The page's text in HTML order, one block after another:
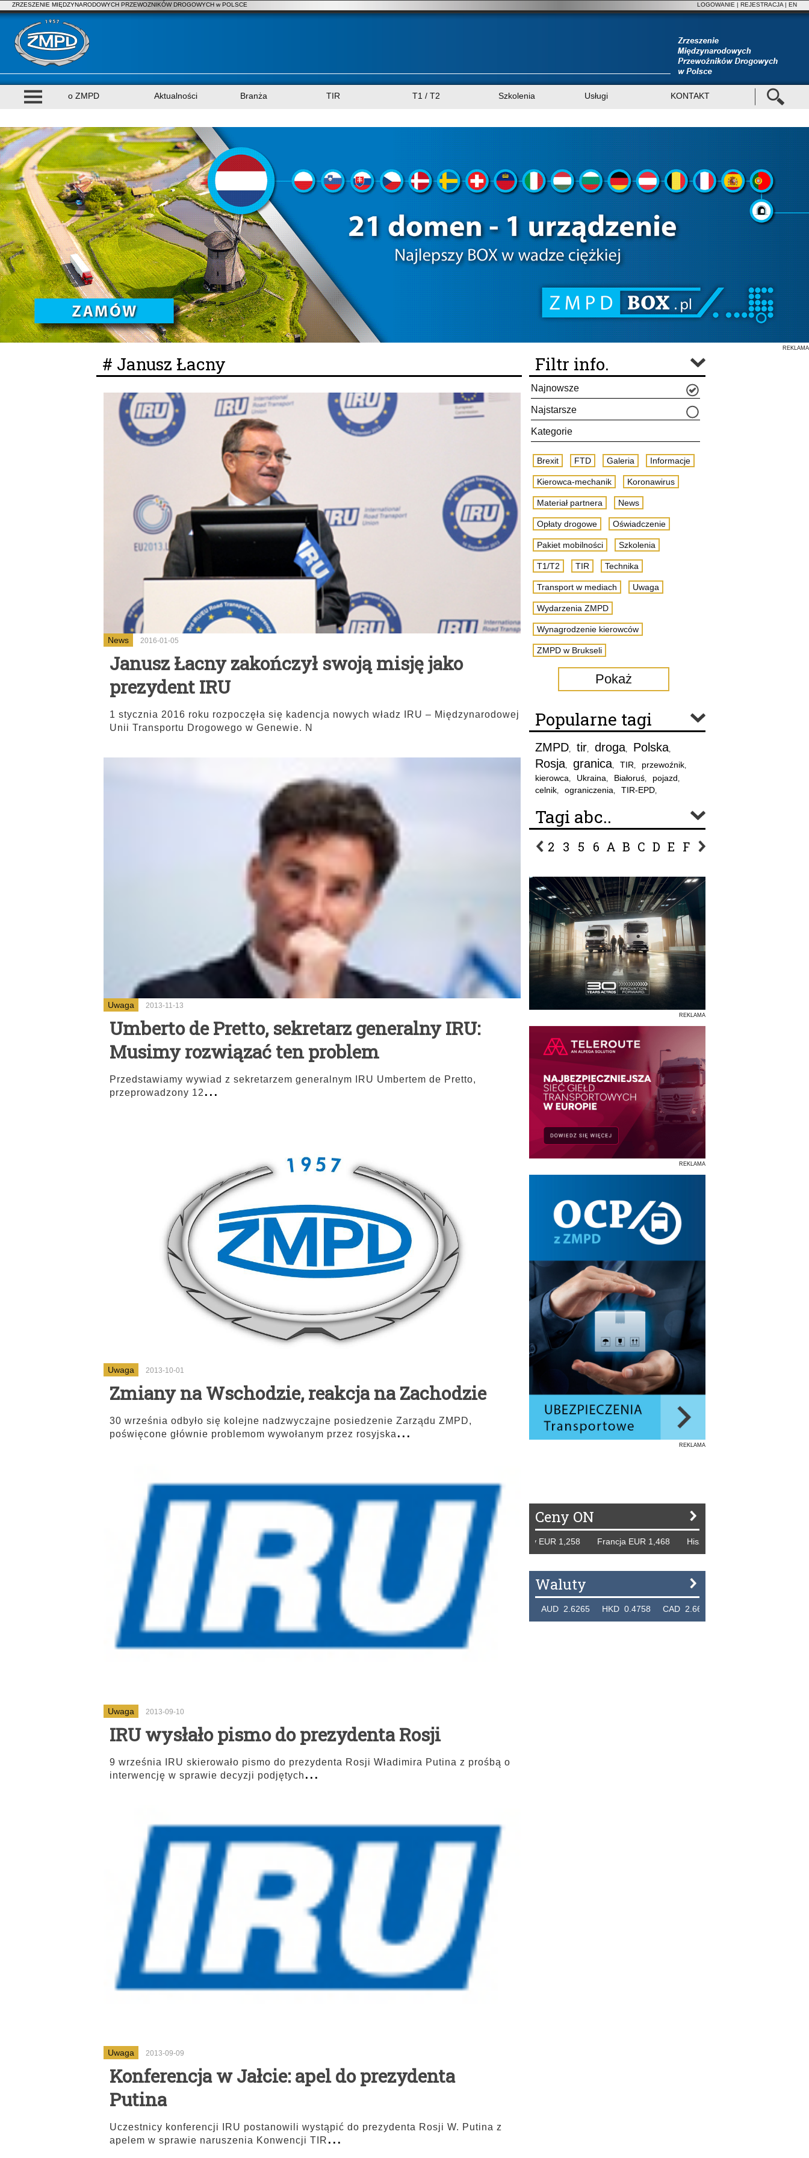
ZRZESZENIE MIĘDZYNARODOWYCH PRZEWOZNIKÓW DROGOWYCH w POLSCE LOGOWANIE | REJESTRACJA | EN
o ZMPD Aktualności Branża TIR T1 / T2 Szkolenia Usługi KONTAKT
REKLAMA
# Janusz Łacny
News 2016-01-05
Janusz Łacny zakończył swoją misję jako
prezydent IRU
1 stycznia 2016 roku rozpoczęła się kadencja nowych władz IRU – Międzynarodowej
Unii Transportu Drogowego w Genewie. N
Uwaga 2013-11-13
Umberto de Pretto, sekretarz generalny IRU:
Musimy rozwiązać ten problem
Przedstawiamy wywiad z sekretarzem generalnym IRU Umbertem de Pretto,
przeprowadzony 12...
Uwaga 2013-10-01
Zmiany na Wschodzie, reakcja na Zachodzie
30 września odbyło się kolejne nadzwyczajne posiedzenie Zarządu ZMPD,
poświęcone głównie problemom wywołanym przez rosyjska...
Uwaga 2013-09-10
IRU wysłało pismo do prezydenta Rosji
9 września IRU skierowało pismo do prezydenta Rosji Władimira Putina z prośbą o
interwencję w sprawie decyzji podjętych...
Uwaga 2013-09-09
Konferencja w Jałcie: apel do prezydenta
Putina
Uczestnicy konferencji IRU postanowili wystąpić do prezydenta Rosji W. Putina z
apelem w sprawie naruszenia Konwencji TIR...
Filtr info.
Najnowsze
Najstarsze
Kategorie
Brexit FTD Galeria Informacje
Kierowca-mechanik Koronawirus
Materiał partnera News
Opłaty drogowe Oświadczenie
Pakiet mobilności Szkolenia
T1/T2 TIR Technika
Transport w mediach Uwaga
Wydarzenia ZMPD
Wynagrodzenie kierowców
ZMPD w Brukseli
Pokaż
Popularne tagi
ZMPD, tir, droga, Polska,
Rosja, granica, TIR, przewoźnik,
kierowca, Ukraina, Białoruś, pojazd,
celnik, ograniczenia, TIR-EPD,
Tagi abc..
2 3 5 6 A B C D E F G
REKLAMA
REKLAMA
REKLAMA
Ceny ON
Tydzień 42/2019 r. Niemcy EUR 1,258 Francja EUR 1,468 Hiszpania EUR 1,229 WB GBP
Waluty
THB 0.1129 USD 3.7324 AUD 2.6265 HKD 0.4758 CAD 2.6618 NZD 2.1914 SGD 2.9123